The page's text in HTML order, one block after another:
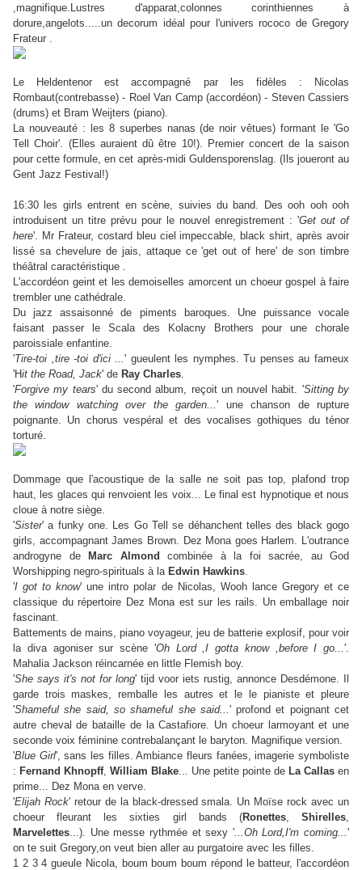
,magnifique.Lustres d'apparat,colonnes corinthiennes à
dorure,angelots.....un decorum idéal pour l'univers rococo de Gregory
Frateur .
Le Heldentenor est accompagné par les fidèles : Nicolas
Rombaut(contrebasse) - Roel Van Camp (accordéon) - Steven Cassiers
(drums) et Bram Weijters (piano).
La nouveauté : les 8 superbes nanas (de noir vêtues) formant le 'Go
Tell Choir'. (Elles auraient dû être 10!). Premier concert de la saison
pour cette formule, en cet après-midi Guldensporenslag. (Ils joueront au
Gent Jazz Festival!)
16:30 les girls entrent en scène, suivies du band. Des ooh ooh ooh
introduisent un titre prévu pour le nouvel enregistrement : 'Get out of
here'. Mr Frateur, costard bleu ciel impeccable, black shirt, après avoir
lissé sa chevelure de jais, attaque ce 'get out of here' de son timbre
théâtral caractéristique .
L'accordéon geint et les demoiselles amorcent un choeur gospel à faire
trembler une cathédrale.
Du jazz assaisonné de piments baroques. Une puissance vocale
faisant passer le Scala des Kolacny Brothers pour une chorale
paroissiale enfantine.
'Tire-toi ,tire -toi d'ici ...' gueulent les nymphes. Tu penses au fameux
'Hit the Road, Jack' de Ray Charles.
'Forgive my tears' du second album, reçoit un nouvel habit. 'Sitting by
the window watching over the garden...' une chanson de rupture
poignante. Un chorus vespéral et des vocalises gothiques du ténor
torturé.
Dommage que l'acoustique de la salle ne soit pas top, plafond trop
haut, les glaces qui renvoient les voix... Le final est hypnotique et nous
cloue à notre siège.
'Sister' a funky one. Les Go Tell se déhanchent telles des black gogo
girls, accompagnant James Brown. Dez Mona goes Harlem. L'outrance
androgyne de
Marc Almond combinée à la foi sacrée, au God
Worshipping negro-spirituals à la Edwin Hawkins.
'I got to know' une intro polar de Nicolas, Wooh lance Gregory et ce
classique du répertoire Dez Mona est sur les rails. Un emballage noir
fascinant.
Battements de mains, piano voyageur, jeu de batterie explosif, pour voir
la diva agoniser sur scène 'Oh Lord ,I gotta know ,before I go...'.
Mahalia Jackson réincarnée en little Flemish boy.
'She says it's not for long' tijd voor iets rustig, annonce Desdémone. Il
garde trois maskes, remballe les autres et le le pianiste et pleure
'Shameful she said, so shameful she said...' profond et poignant cet
autre cheval de bataille de la Castafiore. Un choeur larmoyant et une
seconde voix féminine contrebalançant le baryton. Magnifique version.
'Blue Girl', sans les filles. Ambiance fleurs fanées, imagerie symboliste
: Fernand Khnopff, William Blake... Une petite pointe de La Callas en
prime... Dez Mona en verve.
'Elijah Rock' retour de la black-dressed smala. Un Moïse rock avec un
choeur fleurant les sixties girl bands (Ronettes,Shirelles,
Marvelettes...). Une messe rythmée et sexy '...Oh Lord,I'm coming...'
on te suit Gregory,on veut bien aller au purgatoire avec les filles.
1 2 3 4 gueule Nicola, boum boum boum répond le batteur, l'accordéon